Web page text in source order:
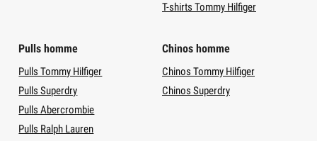
T-shirts Tommy Hilfiger
Pulls homme
Pulls Tommy Hilfiger
Pulls Superdry
Pulls Abercrombie
Pulls Ralph Lauren
Chinos homme
Chinos Tommy Hilfiger
Chinos Superdry